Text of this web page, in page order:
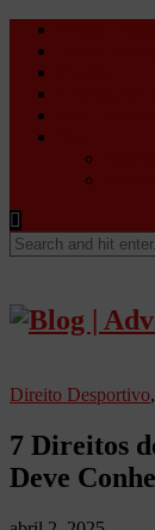
Direito Desportivo,
7 Direitos
Deve